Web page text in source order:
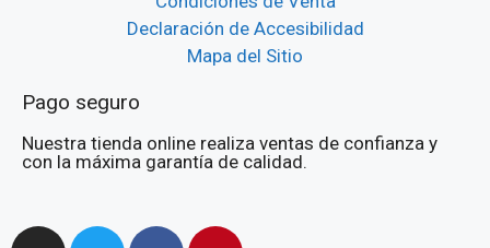
Declaración de Accesibilidad
Mapa del Sitio
Pago seguro
Nuestra tienda online realiza ventas de confianza y
con la máxima garantía de calidad.